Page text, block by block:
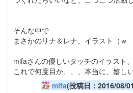
そんな中で
まさかのリナ＆レナ、イラスト（ｗ
mifaさんの優しいタッチのイラスト、
これで何度目か、、、本当に、嬉し
mifa(投稿日：2016/08/